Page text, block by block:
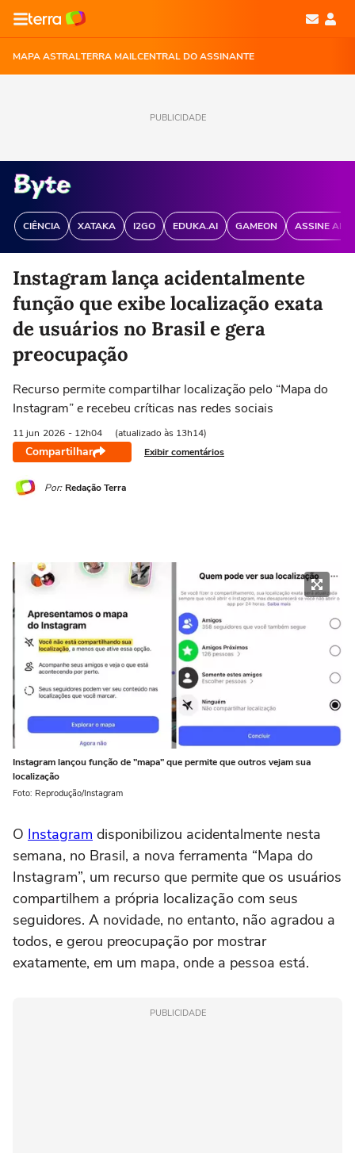
MAPA ASTRALTERRA MAILCENTRAL DO ASSINANTE
PUBLICIDADE
CIÊNCIA XATAKA I2GO EDUKA.AI GAMEON ASSINE
Instagram lança acidentalmente
função que exibe localização exata
de usuários no Brasil e gera
preocupação
Recurso permite compartilhar localização pelo “Mapa do
Instagram” e recebeu críticas nas redes sociais
11 jun 2026 - 12h04 (atualizado às 13h14)
Compartilhar Exibir comentários
Por: Redação Terra
Instagram lançou função de "mapa" que permite que outros vejam sua
localização
Foto: Reprodução/Instagram
O Instagram disponibilizou acidentalmente nesta
semana, no Brasil, a nova ferramenta “Mapa do
Instagram”, um recurso que permite que os usuários
compartilhem a própria localização com seus
seguidores. A novidade, no entanto, não agradou a
todos, e gerou preocupação por mostrar
exatamente, em um mapa, onde a pessoa está.
PUBLICIDADE